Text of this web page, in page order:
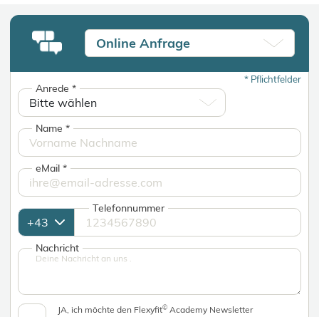
Online Anfrage
*Pflichtfelder
Anrede*
Name*
eMail*
Telefonnummer
Nachricht
JA, ich möchte den Flexyfit© Academy Newsletter